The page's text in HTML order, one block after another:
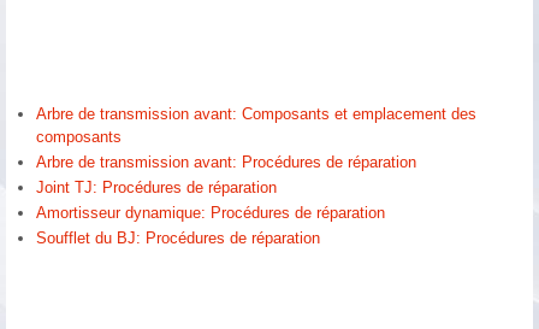
Arbre de transmission avant: Composants et emplacement des
composants
Arbre de transmission avant: Procédures de réparation
Joint TJ: Procédures de réparation
Amortisseur dynamique: Procédures de réparation
Soufflet du BJ: Procédures de réparation